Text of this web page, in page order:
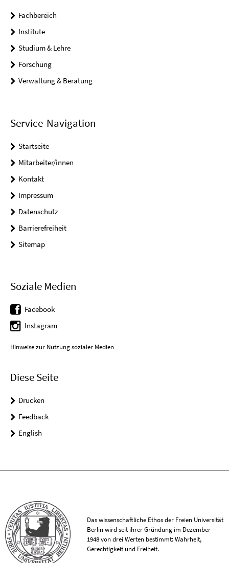
Fachbereich
Institute
Studium & Lehre
Forschung
Verwaltung & Beratung
Service-Navigation
Startseite
Mitarbeiter/innen
Kontakt
Impressum
Datenschutz
Barrierefreiheit
Sitemap
Soziale Medien
Facebook
Instagram
Hinweise zur Nutzung sozialer Medien
Diese Seite
Drucken
Feedback
English
Das wissenschaftliche Ethos der Freien Universität
Berlin wird seit ihrer Gründung im Dezember
1948 von drei Werten bestimmt: Wahrheit,
Gerechtigkeit und Freiheit.